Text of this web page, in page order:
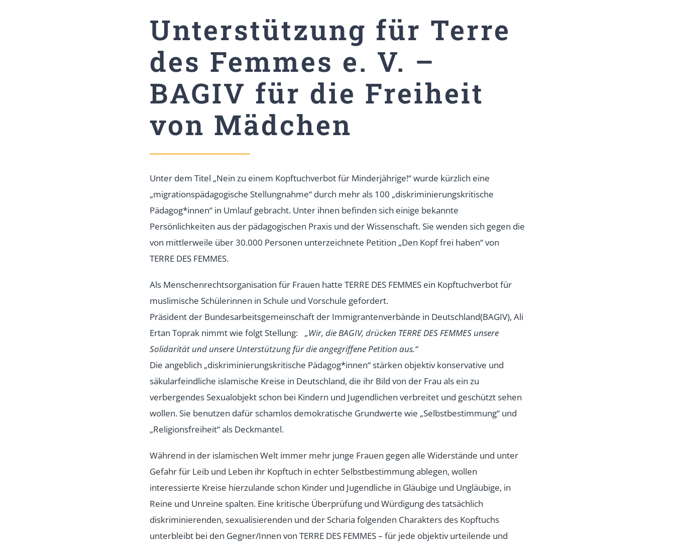
Unterstützung für Terre
des Femmes e. V. –
BAGIV für die Freiheit
von Mädchen
Unter dem Titel „Nein zu einem Kopftuchverbot für Minderjährige!“ wurde kürzlich eine
„migrationspädagogische Stellungnahme“ durch mehr als 100 „diskriminierungskritische
Pädagog*innen“ in Umlauf gebracht. Unter ihnen befinden sich einige bekannte
Persönlichkeiten aus der pädagogischen Praxis und der Wissenschaft. Sie wenden sich gegen die
von mittlerweile über 30.000 Personen unterzeichnete Petition „Den Kopf frei haben“ von
TERRE DES FEMMES.
Als Menschenrechtsorganisation für Frauen hatte TERRE DES FEMMES ein Kopftuchverbot für
muslimische Schülerinnen in Schule und Vorschule gefordert.
Präsident der Bundesarbeitsgemeinschaft der Immigrantenverbände in Deutschland(BAGIV), Ali
Ertan Toprak nimmt wie folgt Stellung:„Wir, die BAGIV, drücken TERRE DES FEMMES unsere
Solidarität und unsere Unterstützung für die angegriffene Petition aus.“
Die angeblich „diskriminierungskritische Pädagog*innen“ stärken objektiv konservative und
säkularfeindliche islamische Kreise in Deutschland, die ihr Bild von der Frau als ein zu
verbergendes Sexualobjekt schon bei Kindern und Jugendlichen verbreitet und geschützt sehen
wollen. Sie benutzen dafür schamlos demokratische Grundwerte wie „Selbstbestimmung“ und
„Religionsfreiheit“ als Deckmantel.
Während in der islamischen Welt immer mehr junge Frauen gegen alle Widerstände und unter
Gefahr für Leib und Leben ihr Kopftuch in echter Selbstbestimmung ablegen, wollen
interessierte Kreise hierzulande schon Kinder und Jugendliche in Gläubige und Ungläubige, in
Reine und Unreine spalten. Eine kritische Überprüfung und Würdigung des tatsächlich
diskriminierenden, sexualisierenden und der Scharia folgenden Charakters des Kopftuchs
unterbleibt bei den Gegner/Innen von TERRE DES FEMMES – für jede objektiv urteilende und